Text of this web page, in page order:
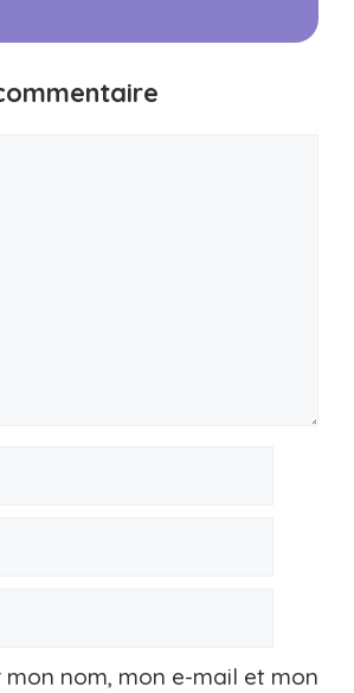
mon nom, mon e-mail et mon